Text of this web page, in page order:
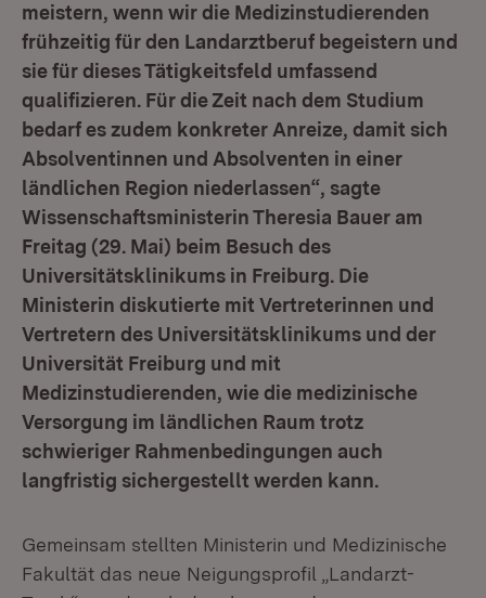
meistern, wenn wir die Medizinstudierenden
frühzeitig für den Landarztberuf begeistern und
sie für dieses Tätigkeitsfeld umfassend
qualifizieren. Für die Zeit nach dem Studium
bedarf es zudem konkreter Anreize, damit sich
Absolventinnen und Absolventen in einer
ländlichen Region niederlassen“, sagte
Wissenschaftsministerin Theresia Bauer am
Freitag (29. Mai) beim Besuch des
Universitätsklinikums in Freiburg. Die
Ministerin diskutierte mit Vertreterinnen und
Vertretern des Universitätsklinikums und der
Universität Freiburg und mit
Medizinstudierenden, wie die medizinische
Versorgung im ländlichen Raum trotz
schwieriger Rahmenbedingungen auch
langfristig sichergestellt werden kann.
Gemeinsam stellten Ministerin und Medizinische
Fakultät das neue Neigungsprofil „Landarzt-